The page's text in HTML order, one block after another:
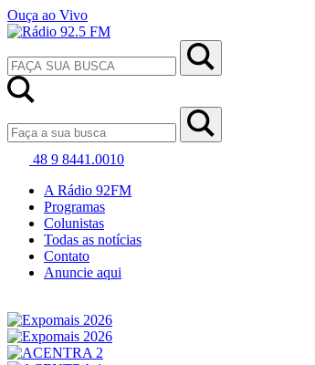
Ouça ao Vivo
48 9 8441.0010
A Rádio 92FM
Programas
Colunistas
Todas as notícias
Contato
Anuncie aqui